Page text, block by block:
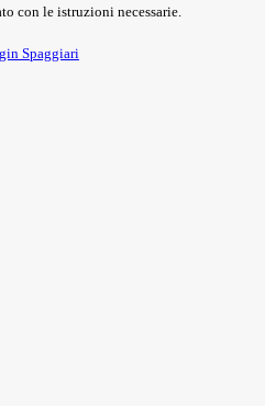
con le istruzioni necessarie.
Spaggiari